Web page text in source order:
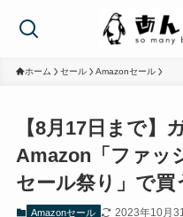
ホーム セール Amazonセール
【8月17日まで】
Amazon「ファッ
セール祭り」で買
Amazonセール 2023年10月